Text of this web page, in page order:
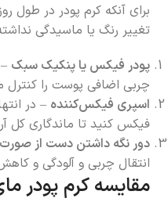
برای آنکه کرم پودر در طول
تغییر رنگ یا ماسیدگی
پودر فیکس یا پنکیک سبک
چربی اضافی پوست را کنترل
اسپری فیکس‌کننده – در
فیکس کنید تا ماندگاری کل
دور نگه داشتن دست از صورت
انتقال چربی و آلودگی و
مقایسه کرم پودر